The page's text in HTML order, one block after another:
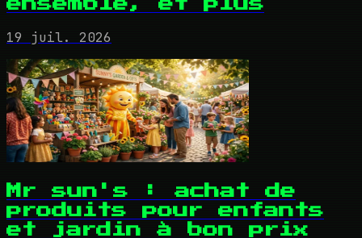
ensemble, et plus
19 juil. 2026
Mr sun's : achat de
produits pour enfants
et jardin à bon prix